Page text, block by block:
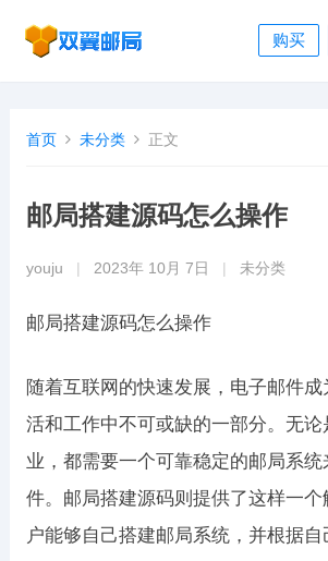
购买
首页 未分类 正文
邮局搭建源码怎么操作
youju 2023年 10月 7日 未分类
邮局搭建源码怎么操作
随着互联网的快速发展，电子邮件成
活和工作中不可或缺的一部分。无论
业，都需要一个可靠稳定的邮局系
件。邮局搭建源码则提供了这样一个
户能够自己搭建邮局系统，并根据